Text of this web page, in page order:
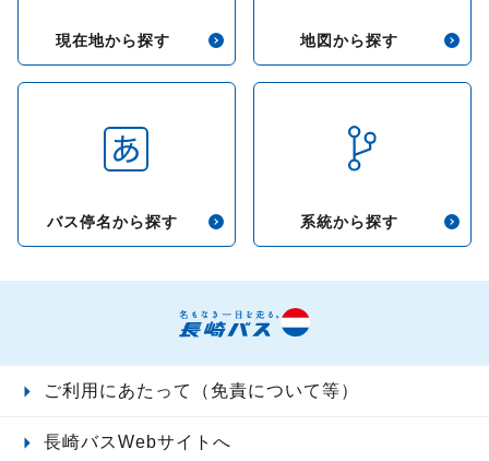
現在地から探す 地図から探す
バス停名から探す 系統から探す
ご利用にあたって（免責について等）
長崎バスWebサイトへ